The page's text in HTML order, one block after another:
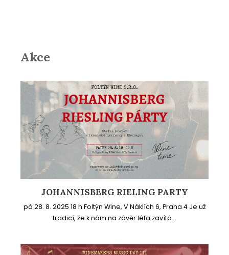
Akce
JOHANNISBERG RIELING PARTY
pá 28. 8. 2025 18 h Foltýn Wine, V Náklích 6, Praha 4 Je už
tradicí, že k nám na závěr léta zavítá...